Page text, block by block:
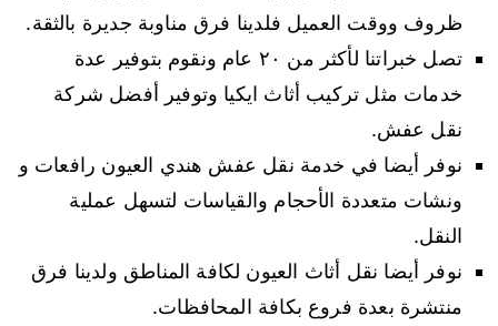
ظروف ووقت العميل فلدينا فرق مناوبة جديرة بالثقة.
تصل خبراتنا لأكثر من ٢٠ عام ونقوم بتوفير عدة
خدمات مثل تركيب أثاث ايكيا وتوفير أفضل شركة
نقل عفش.
نوفر أيضا في خدمة نقل عفش هندي العيون رافعات و
ونشات متعددة الأحجام والقياسات لتسهل عملية
النقل.
نوفر أيضا نقل أثاث العيون لكافة المناطق ولدينا فرق
منتشرة بعدة فروع بكافة المحافظات.